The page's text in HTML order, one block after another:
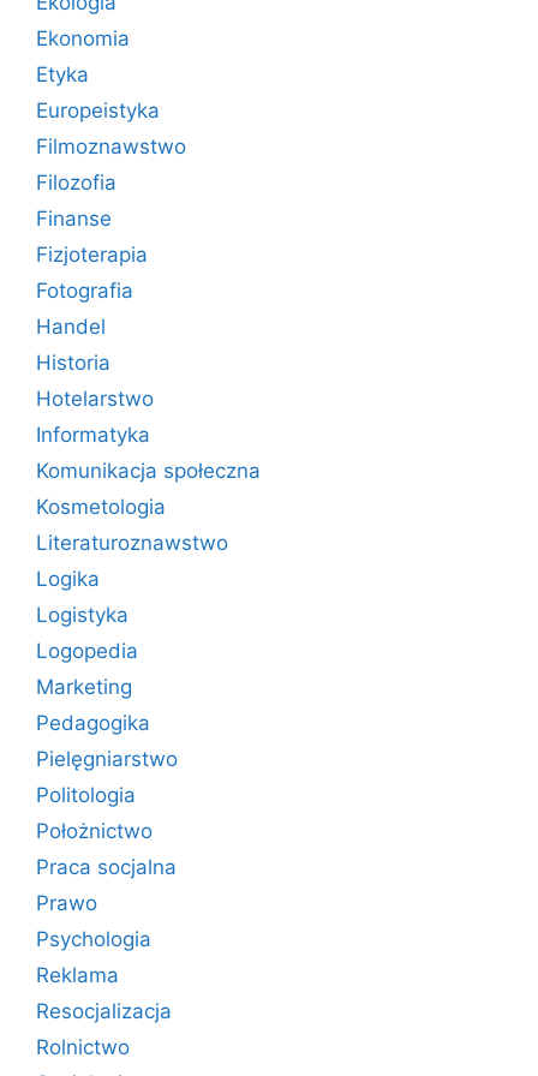
Ekonomia
Etyka
Europeistyka
Filmoznawstwo
Filozofia
Finanse
Fizjoterapia
Fotografia
Handel
Historia
Hotelarstwo
Informatyka
Komunikacja społeczna
Kosmetologia
Literaturoznawstwo
Logika
Logistyka
Logopedia
Marketing
Pedagogika
Pielęgniarstwo
Politologia
Położnictwo
Praca socjalna
Prawo
Psychologia
Reklama
Resocjalizacja
Rolnictwo